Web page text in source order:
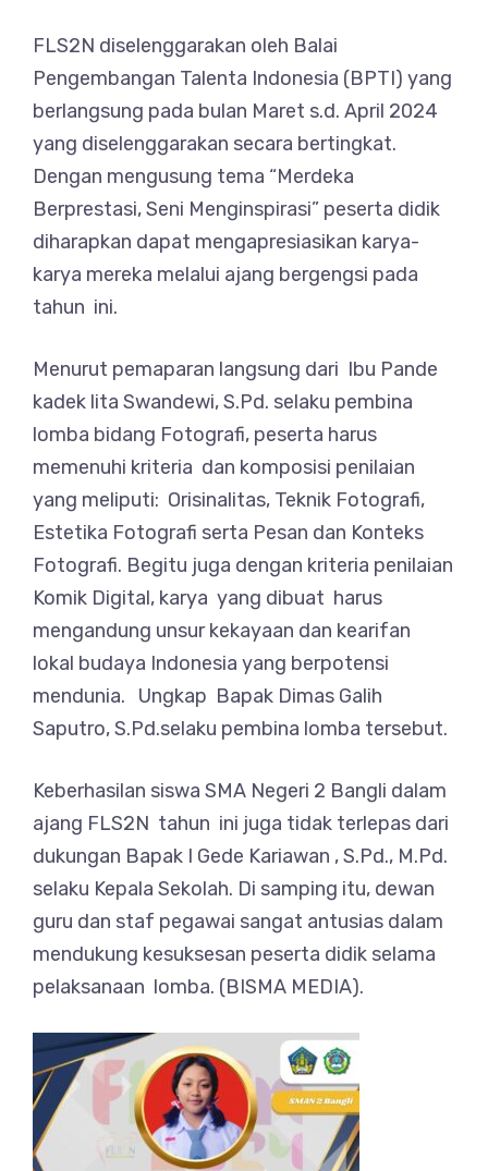
FLS2N diselenggarakan oleh Balai
Pengembangan Talenta Indonesia (BPTI) yang
berlangsung pada bulan Maret s.d. April 2024
yang diselenggarakan secara bertingkat.
Dengan mengusung tema “Merdeka
Berprestasi, Seni Menginspirasi” peserta didik
diharapkan dapat mengapresiasikan karya-
karya mereka melalui ajang bergengsi pada
tahun ini.
Menurut pemaparan langsung dari Ibu Pande
kadek lita Swandewi, S.Pd. selaku pembina
lomba bidang Fotografi, peserta harus
memenuhi kriteria dan komposisi penilaian
yang meliputi: Orisinalitas, Teknik Fotografi,
Estetika Fotografi serta Pesan dan Konteks
Fotografi. Begitu juga dengan kriteria penilaian
Komik Digital, karya yang dibuat harus
mengandung unsur kekayaan dan kearifan
lokal budaya Indonesia yang berpotensi
mendunia. Ungkap Bapak Dimas Galih
Saputro, S.Pd.selaku pembina lomba tersebut.
Keberhasilan siswa SMA Negeri 2 Bangli dalam
ajang FLS2N tahun ini juga tidak terlepas dari
dukungan Bapak I Gede Kariawan , S.Pd., M.Pd.
selaku Kepala Sekolah. Di samping itu, dewan
guru dan staf pegawai sangat antusias dalam
mendukung kesuksesan peserta didik selama
pelaksanaan lomba. (BISMA MEDIA).